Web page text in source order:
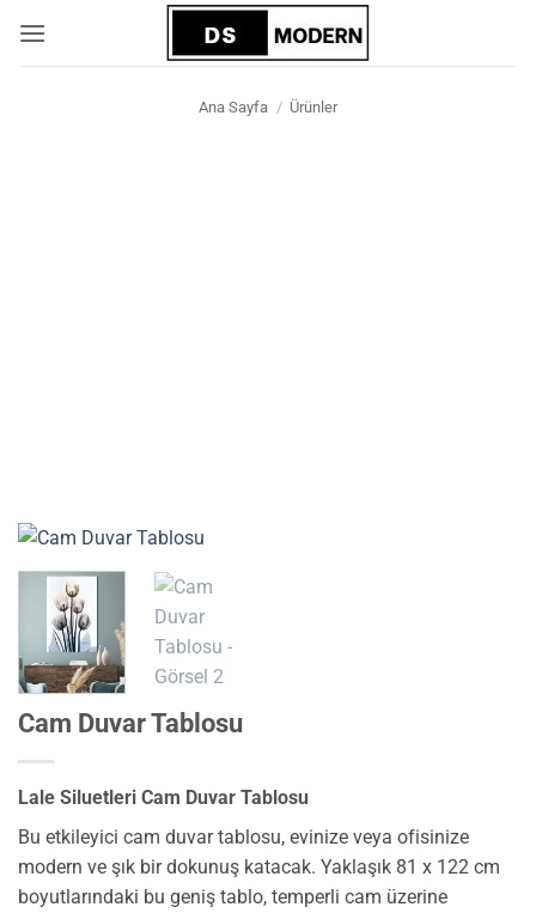
atla
Ana Sayfa / Ürünler
Cam Duvar Tablosu
Lale Siluetleri Cam Duvar Tablosu
Bu etkileyici cam duvar tablosu, evinize veya ofisinize
modern ve şık bir dokunuş katacak. Yaklaşık 81 x 122 cm
boyutlarındaki bu geniş tablo, temperli cam üzerine